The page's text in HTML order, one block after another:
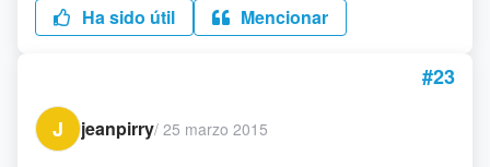
Ha sido útil Mencionar
#23
J
jeanpirry/ 25 marzo 2015